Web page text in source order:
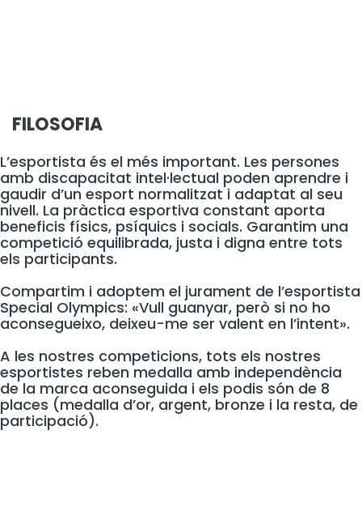
FILOSOFIA
L’esportista és el més important. Les persones
amb discapacitat intel·lectual poden aprendre i
gaudir d’un esport normalitzat i adaptat al seu
nivell. La pràctica esportiva constant aporta
beneficis físics, psíquics i socials. Garantim una
competició equilibrada, justa i digna entre tots
els participants.
Compartim i adoptem el jurament de l’esportista
Special Olympics: «Vull guanyar, però si no ho
aconsegueixo, deixeu-me ser valent en l’intent».
A les nostres competicions, tots els nostres
esportistes reben medalla amb independència
de la marca aconseguida i els podis són de 8
places (medalla d’or, argent, bronze i la resta, de
participació).